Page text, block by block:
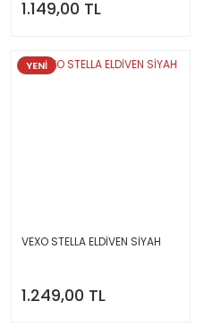
1.149,00 TL
YENİ
VEXO STELLA ELDİVEN SİYAH
1.249,00 TL